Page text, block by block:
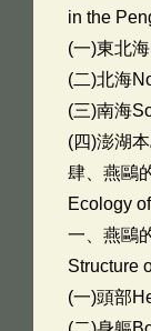
in the
(一)東北
(二)北海
(三)南海
(四)澎湖
肆、燕鷗
Ecology
一、燕鷗
Structure
(一)頭部